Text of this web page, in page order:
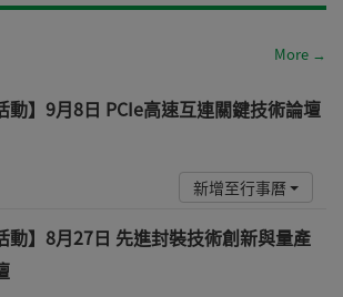
More →
動】9月8日 PCIe高速互連關鍵技術論壇
新增至行事曆
動】8月27日 先進封裝技術創新與量產